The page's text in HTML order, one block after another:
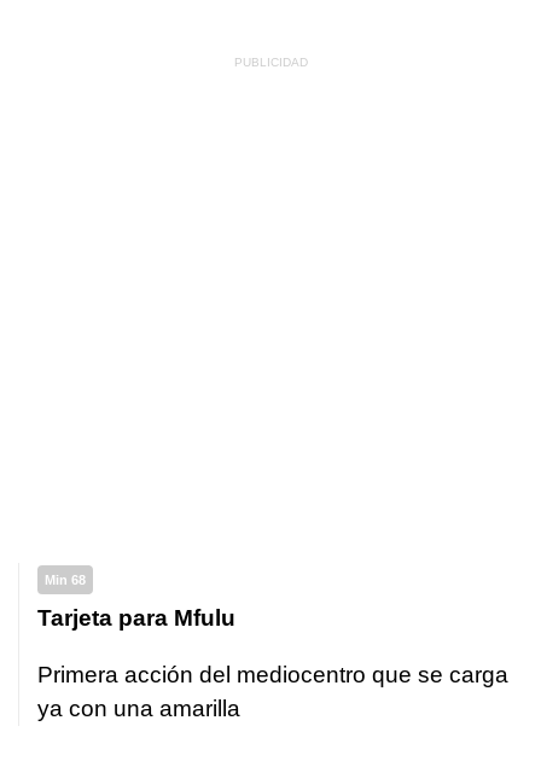
Min 68
Tarjeta para Mfulu
Primera acción del mediocentro que se carga
ya con una amarilla